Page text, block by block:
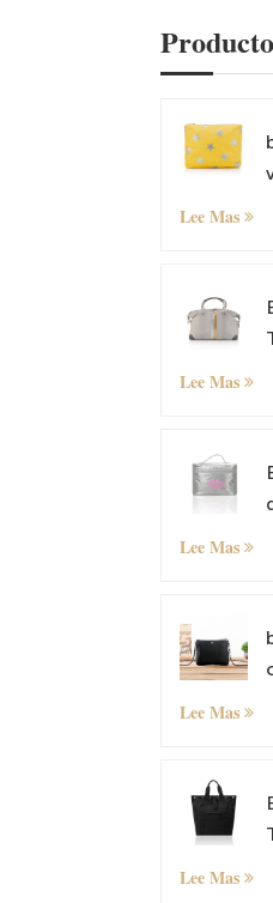
Lee Mas
Lee Mas
Lee Mas
Lee Mas
Lee Mas